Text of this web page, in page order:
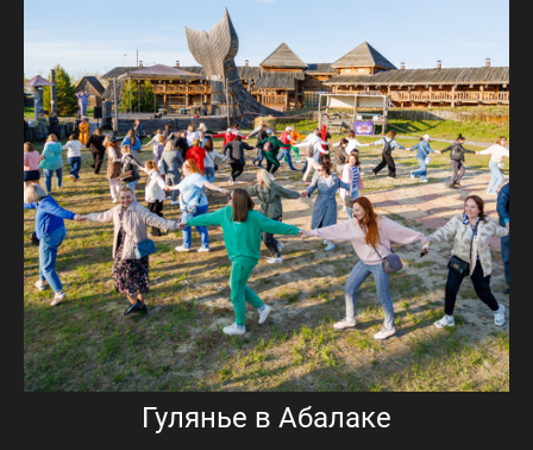
Гулянье в Абалаке